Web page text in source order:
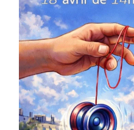
COMPÉTITIONS CULTURE EN
Championnat de
le 18 avril – Paris